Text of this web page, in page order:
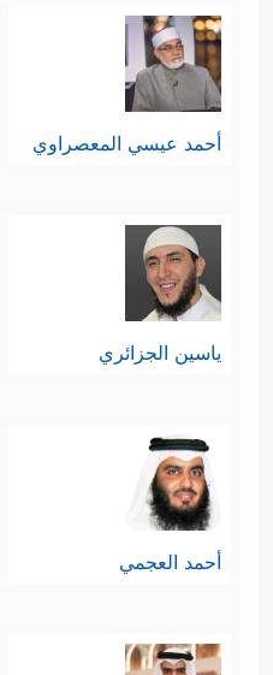
أحمد عيسي المعصراوي
ياسين الجزائري
أحمد العجمي